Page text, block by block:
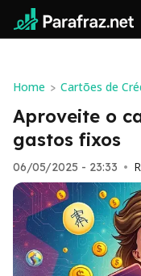
Home > Cartões de
Aproveite o
gastos fixos
06/05/2025 - 23:33 •